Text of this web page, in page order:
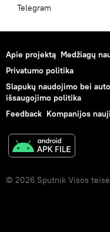
Telegram
Apie projektą Medžiagų
Privatumo politika
Slapukų naudojimo bei
išsaugojimo politika
Feedback Kompanijos
© 2026 Sputnik Visos